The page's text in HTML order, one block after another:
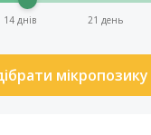
14 днів 21 день
мікропозику